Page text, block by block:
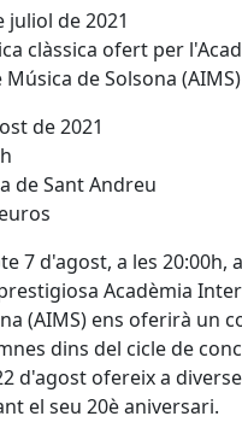
juliol de 2021
clàssica ofert per
de Solsona (AIMS)
de 2021
de Sant Andreu
7 d'agost, a les 20:00h,
Acadèmia
(AIMS) ens oferirà un
dins del cicle de
d'agost ofereix a
el seu 20è aniversari.